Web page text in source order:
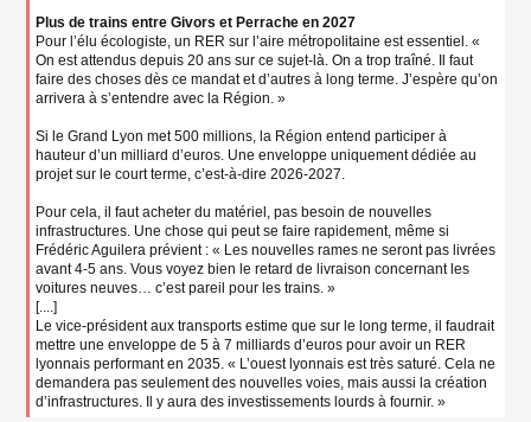
Plus de trains entre Givors et Perrache en 2027
Pour l’élu écologiste, un RER sur l’aire métropolitaine est essentiel. «
On est attendus depuis 20 ans sur ce sujet-là. On a trop traîné. Il faut
faire des choses dès ce mandat et d’autres à long terme. J’espère qu’on
arrivera à s’entendre avec la Région. »
Si le Grand Lyon met 500 millions, la Région entend participer à
hauteur d’un milliard d’euros. Une enveloppe uniquement dédiée au
projet sur le court terme, c’est-à-dire 2026-2027.
Pour cela, il faut acheter du matériel, pas besoin de nouvelles
infrastructures. Une chose qui peut se faire rapidement, même si
Frédéric Aguilera prévient : « Les nouvelles rames ne seront pas livrées
avant 4-5 ans. Vous voyez bien le retard de livraison concernant les
voitures neuves… c’est pareil pour les trains. »
[....]
Le vice-président aux transports estime que sur le long terme, il faudrait
mettre une enveloppe de 5 à 7 milliards d’euros pour avoir un RER
lyonnais performant en 2035. « L’ouest lyonnais est très saturé. Cela ne
demandera pas seulement des nouvelles voies, mais aussi la création
d’infrastructures. Il y aura des investissements lourds à fournir. »